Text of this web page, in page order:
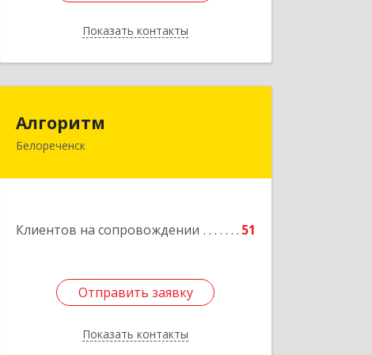
Показать контакты
Назад
Алгоритм
Белореченск
Клиентов на сопровождении 51
Отправить заявку
Показать контакты
352630, Краснодарский край,
Подробнее
Отправить заявку
Назад